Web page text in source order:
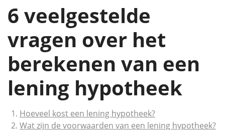
6 veelgestelde
vragen over het
berekenen van een
lening hypotheek
Hoeveel kost een lening hypotheek?
Wat zijn de voorwaarden van een lening hypotheek?